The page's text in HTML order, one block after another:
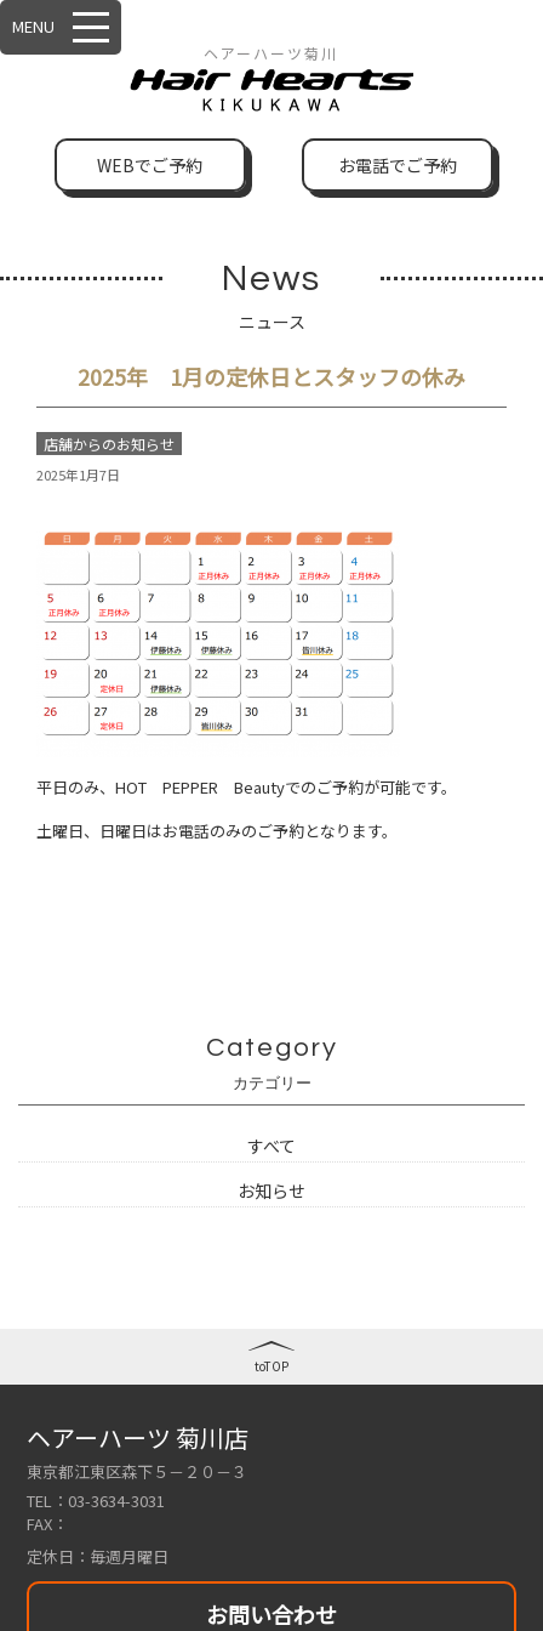
ヘアーハーツ菊川
WEBでご予約 お電話でご予約
MENU
News
ニュース
2025年 1月の定休日とスタッフの休み
店舗からのお知らせ
2025年1月7日
平日のみ、HOT PEPPER Beautyでのご予約が可能です。
土曜日、日曜日はお電話のみのご予約となります。
Category
カテゴリー
すべて
お知らせ
toTOP
ヘアーハーツ 菊川店
東京都江東区森下５－２０－３
TEL： 03-3634-3031
FAX：
定休日： 毎週月曜日
お問い合わせ